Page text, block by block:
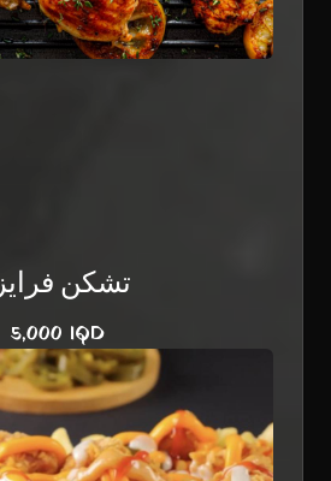
تشكن فرايز
5,000 IQD